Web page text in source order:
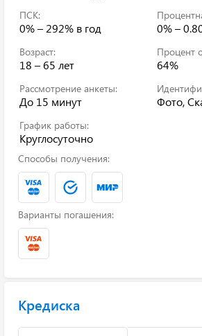
ПСК:
0% – 292% в год 0% –
Возраст:
18 – 65 лет
Процент
64%
Рассмотрение анкеты:
До 15 минут Фото,
График работы:
Круглосуточно
Способы получения:
Варианты погашения:
Кредиска